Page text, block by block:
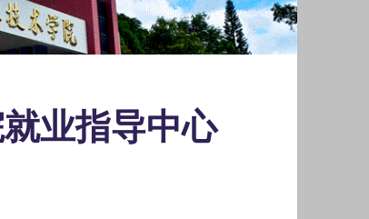
业指导中心